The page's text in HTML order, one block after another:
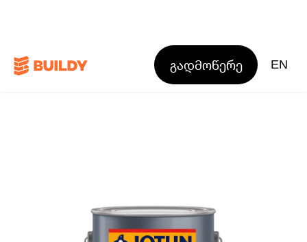
გადმოწერე EN